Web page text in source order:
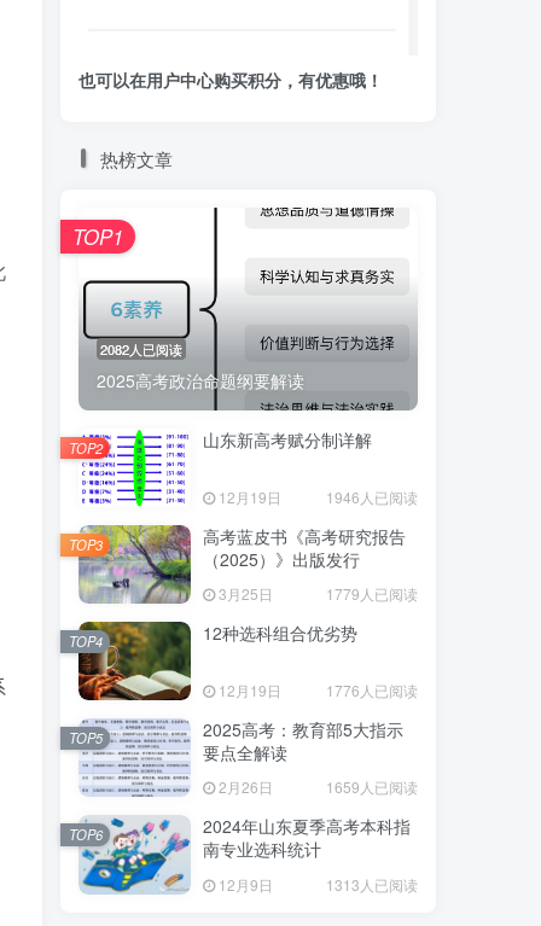
也可以在用户中心购买积分，有优惠哦！
热榜文章
2082人已阅读
2025高考政治命题纲要解读
TOP1
山东新高考赋分制详解
12月19日 1946人已阅读
TOP2
高考蓝皮书《高考研究报告
（2025）》出版发行
3月25日 1779人已阅读
TOP3
12种选科组合优劣势
12月19日 1776人已阅读
TOP4
2025高考：教育部5大指示
要点全解读
2月26日 1659人已阅读
TOP5
2024年山东夏季高考本科指
南专业选科统计
12月9日 1313人已阅读
TOP6